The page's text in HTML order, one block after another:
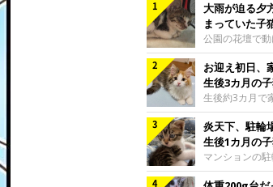
大雨が迫る夕
まっていた子
と“姉妹”のよ
公園の花壇で
猫。家族に迎
の間には深い
当時のティダ
X（旧Twitter）
ちゃん（取材
ちらは、生後3
飼い主さんが
お迎え初日、
生後3カ月の
落ち着く姿に
生後約3カ月で
ジャンフォレ
翌日には、すで
ていました。お
とするむうち
ん。
炎天下、駐輪
生後1カ月の
肉質でツンデ
マンションの
た、生後1カ月